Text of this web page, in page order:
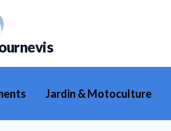
Jardin & Motoculture